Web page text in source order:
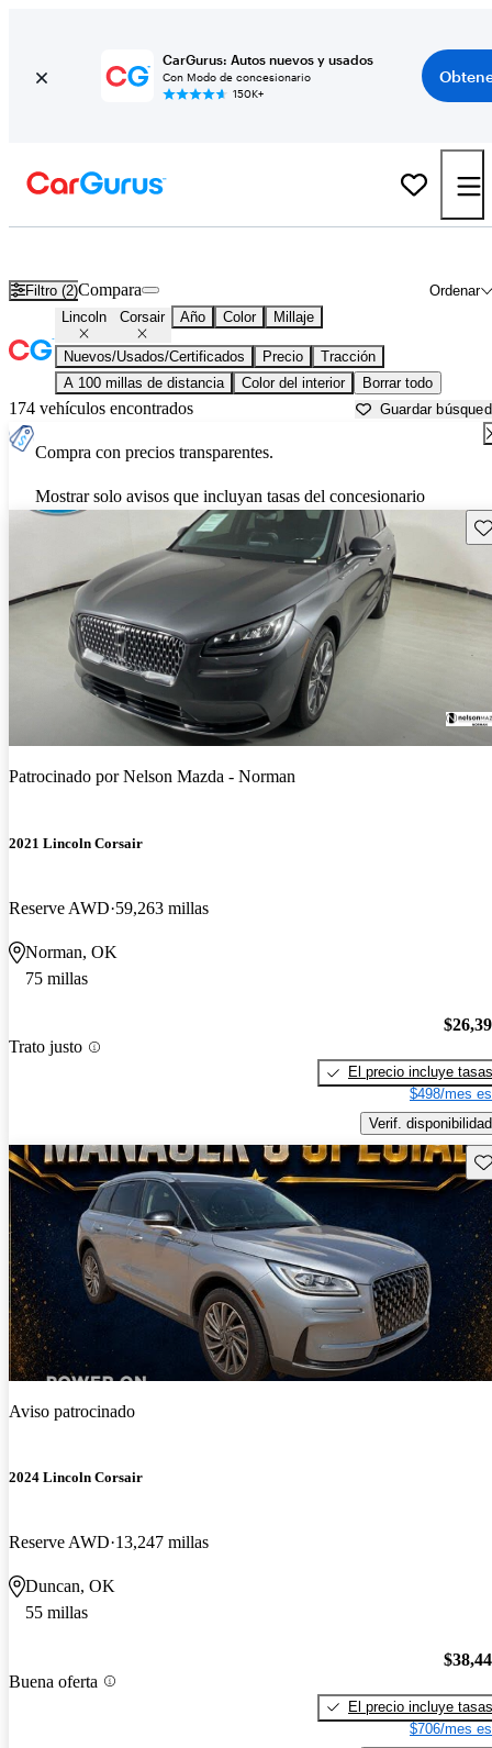
CarGurus: Autos nuevos y usados
Con Modo de concesionario
150K+
Filtro (2) Ordenar
Compara
Lincoln Corsair Año Color Millaje
Nuevos/Usados/Certificados Precio
Tracción
A 100 millas de distancia
Color del interior Borrar todo
174 vehículos encontrados Guardar
Compra con precios transparentes.
Mostrar solo avisos que incluyan tasas del concesionario
Patrocinado porNelson Mazda - Norman
2021 Lincoln Corsair
Reserve AWD 59,263 millas
Norman, OK
75 millas
Trato justo
El precio incluye tasas
$498/mes
Verif. disponibilidad
Aviso patrocinado
2024 Lincoln Corsair
Reserve AWD 13,247 millas
Duncan, OK
55 millas
Buena oferta
El precio incluye tasas
$706/mes